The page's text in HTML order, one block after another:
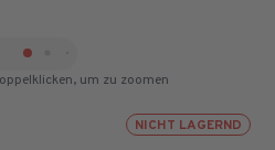
um zu zoomen
NICHT LAGERND